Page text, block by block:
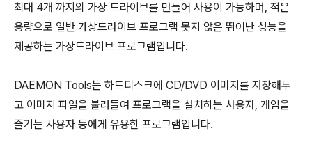
최대 4개 까지의 가상 드라이브를 만들어 사용이 가능하며, 적은
용량으로 일반 가상드라이브 프로그램 못지 않은 뛰어난 성능을
제공하는 가상드라이브 프로그램입니다.
DAEMON Tools는 하드디스크에 CD/DVD 이미지를 저장해두
고 이미지 파일을 불러들여 프로그램을 설치하는 사용자, 게임을
즐기는 사용자 등에게 유용한 프로그램입니다.